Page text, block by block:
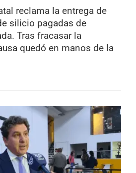
reclama la entrega de
silicio pagadas de
Tras fracasar la
quedó en manos de la